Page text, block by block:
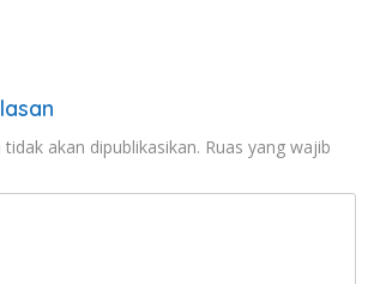
akan dipublikasikan. Ruas yang wajib